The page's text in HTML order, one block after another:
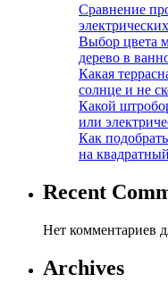
Сравнение
Выбор цвета
дерево в
Какая
солнце и не
Какой
или
Как
на
Recent
Нет комментариев
Archives